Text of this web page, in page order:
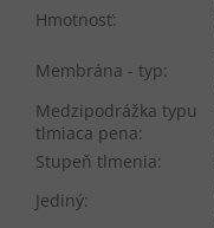
Hmotnosť:
Membrána - typ:
Medzipodrážka typu
tlmiaca pena:
Stupeň tlmenia:
Jediný: